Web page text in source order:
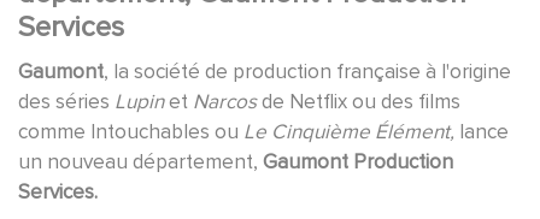
Services
Gaumont, la société de production française à l'origine
des séries Lupinet Narcosde Netflix ou des films
comme Intouchables ou Le Cinquième Élément, lance
un nouveau département, Gaumont Production
Services.